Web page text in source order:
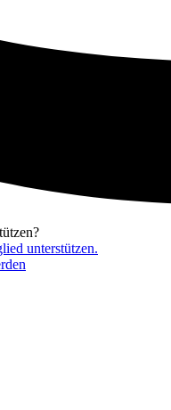
unterstützen.